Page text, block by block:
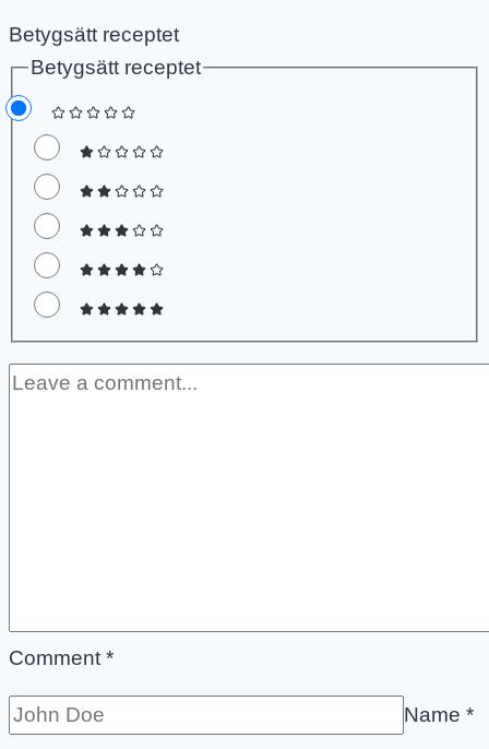
Betygsätt receptet
Betygsätt receptet
Comment *
Name *